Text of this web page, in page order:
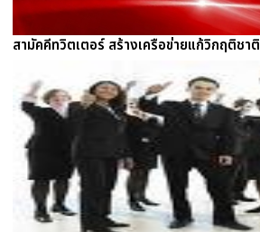
สามัคคีทวิตเตอร์ สร้างเครือข่ายแก้วิกฤติชาติ